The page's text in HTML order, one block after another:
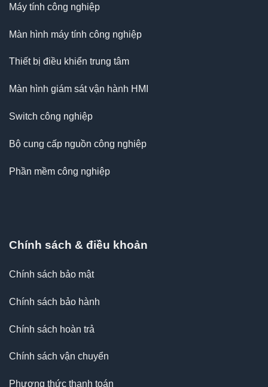
Máy tính công nghiệp
Màn hình máy tính công nghiệp
Thiết bị điều khiển trung tâm
Màn hình giám sát vận hành HMI
Switch công nghiệp
Bộ cung cấp nguồn công nghiệp
Phần mềm công nghiệp
Chính sách & điều khoản
Chính sách bảo mật
Chính sách bảo hành
Chính sách hoàn trả
Chính sách vận chuyển
Phương thức thanh toán